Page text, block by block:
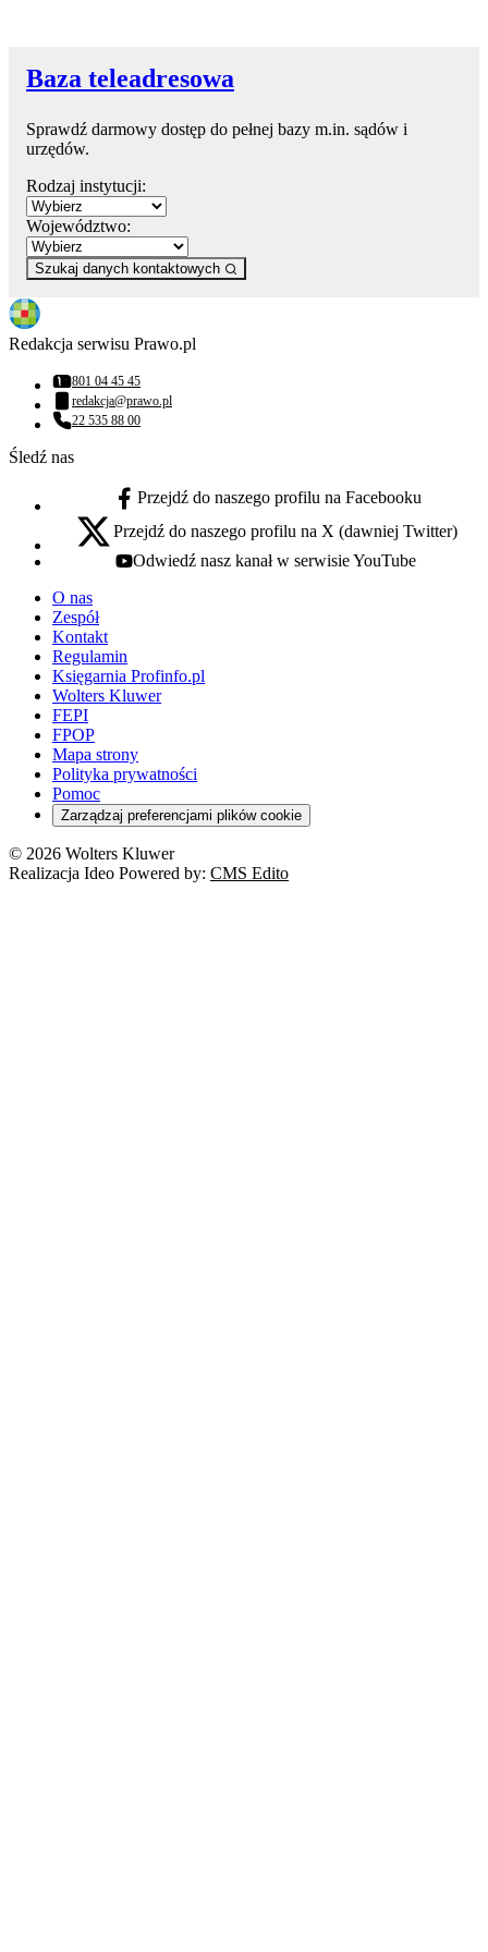
Baza teleadresowa
Sprawdź darmowy dostęp do pełnej bazy m.in. sądów i
urzędów.
Rodzaj instytucji:
Województwo:
Szukaj danych kontaktowych
Redakcja serwisu Prawo.pl
Numer telefonu:
801 04 45 45
Adres email:
redakcja@prawo.pl
Numer telefonu:
22 535 88 00
Śledź nas
facebook - otwiera się w nowej karcie
Przejdź do naszego profilu na Facebooku
x - otwiera się w nowej karcie
Przejdź do naszego profilu na X (dawniej Twitter)
youtube - otwiera się w nowej karcie
Odwiedź nasz kanał w serwisie YouTube
O nas
Zespół
Kontakt
Regulamin
Księgarnia Profinfo.pl
Wolters Kluwer
FEPI
FPOP
Mapa strony
Polityka prywatności
Pomoc
Zarządzaj preferencjami plików cookie
© 2026 Wolters Kluwer
Realizacja Ideo Powered by: CMS Edito